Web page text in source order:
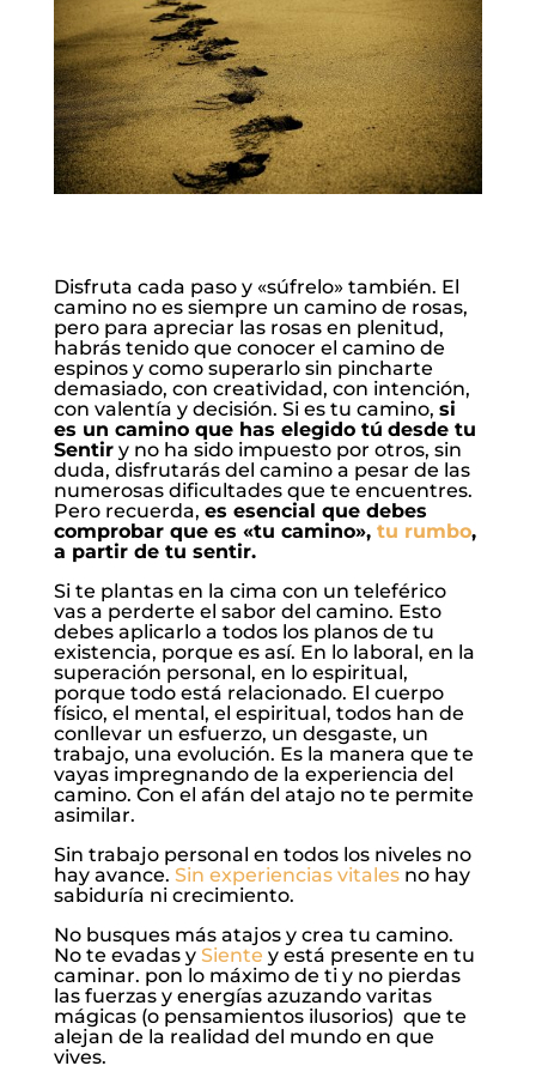
Disfruta cada paso y «súfrelo» también. El
camino no es siempre un camino de rosas,
pero para apreciar las rosas en plenitud,
habrás tenido que conocer el camino de
espinos y como superarlo sin pincharte
demasiado, con creatividad, con intención,
con valentía y decisión. Si es tu camino, si
es un camino que has elegido tú desde tu
Sentiry no ha sido impuesto por otros, sin
duda, disfrutarás del camino a pesar de las
numerosas dificultades que te encuentres.
Pero recuerda, es esencial que debes
comprobar que es «tu camino», tu rumbo,
a partir de tu sentir.
Si te plantas en la cima con un teleférico
vas a perderte el sabor del camino. Esto
debes aplicarlo a todos los planos de tu
existencia, porque es así. En lo laboral, en la
superación personal, en lo espiritual,
porque todo está relacionado. El cuerpo
físico, el mental, el espiritual, todos han de
conllevar un esfuerzo, un desgaste, un
trabajo, una evolución. Es la manera que te
vayas impregnando de la experiencia del
camino. Con el afán del atajo no te permite
asimilar.
Sin trabajo personal en todos los niveles no
hay avance. Sin experiencias vitalesno hay
sabiduría ni crecimiento.
No busques más atajos y crea tu camino.
No te evadas y Siente y está presente en tu
caminar. pon lo máximo de ti y no pierdas
las fuerzas y energías azuzando varitas
mágicas (o pensamientos ilusorios) que te
alejan de la realidad del mundo en que
vives.